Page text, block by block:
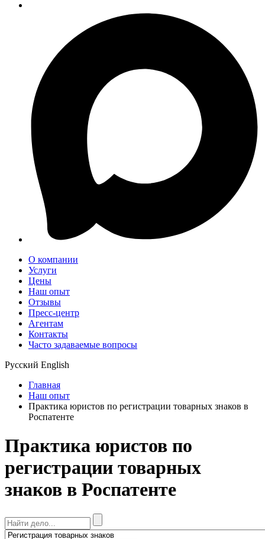
О компании
Услуги
Цены
Наш опыт
Отзывы
Пресс-центр
Агентам
Контакты
Часто задаваемые вопросы
Русский English
Главная
Наш опыт
Практика юристов по регистрации товарных знаков в
Роспатенте
Практика юристов по
регистрации товарных
знаков в Роспатенте